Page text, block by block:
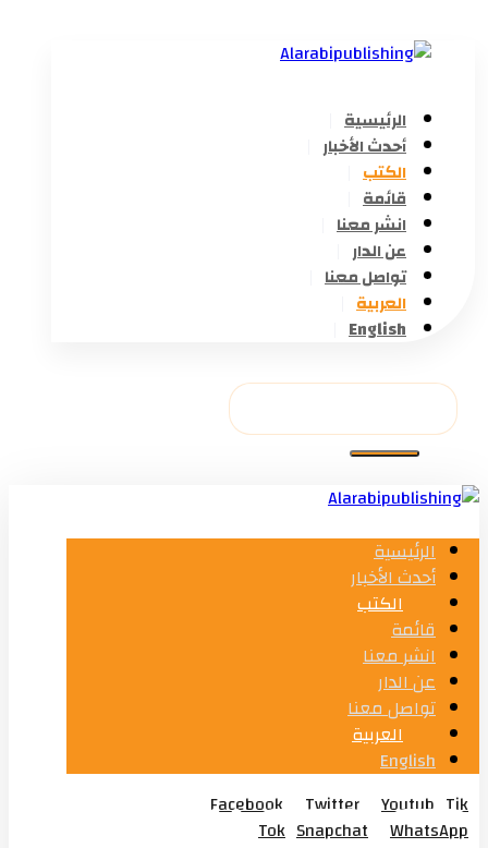
الرئيسية
أحدث الأخبار
الكتب
قائمة
انشر معنا
عن الدار
تواصل معنا
العربية
English
الرئيسية
أحدث الأخبار
الكتب
قائمة
انشر معنا
عن الدار
تواصل معنا
العربية
English
Facebook
Twitter Youtub Tik
Tok Snapchat
WhatsApp